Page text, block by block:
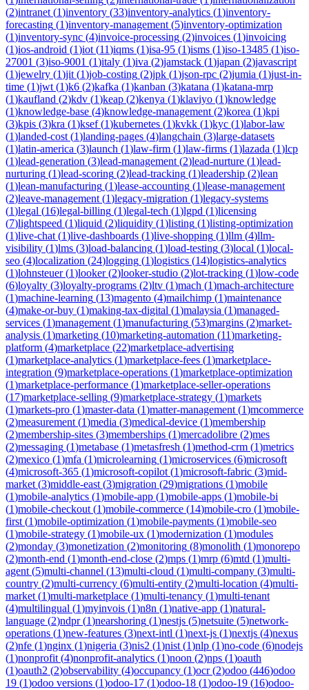
(2)intranet (1)inventory (33)inventory-analytics (1)inventory-
forecasting (1)inventory-management (5)inventory-optimization
(1)inventory-sync (4)invoice-processing (2)invoices (1)invoicing
(1)ios-android (1)iot (11)iqms (1)isa-95 (1)isms (1)iso-13485 (1)iso-
27001 (3)iso-9001 (1)italy (1)iva (2)jamstack (1)japan (2)javascript
(1)jewelry (1)jit (1)job-costing (2)jpk (1)json-rpc (2)jumia (1)just-in-
time (1)jwt (1)k6 (2)kafka (1)kanban (3)katana (1)katana-mrp
(1)kaufland (2)kdv (1)keap (2)kenya (1)klaviyo (1)knowledge
(1)knowledge-base (4)knowledge-management (2)korea (1)kpi
(3)kpis (3)kra (1)ksef(1)kubernetes (1)kvkk (1)kyc (1)labor-law
(1)landed-cost (1)landing-pages (4)langchain (3)large-datasets
(1)latin-america (3)launch (1)law-firm (1)law-firms (1)lazada (1)lcp
(1)lead-generation (3)lead-management (2)lead-nurture (1)lead-
nurturing (1)lead-scoring (2)lead-tracking (1)leadership (2)lean
(1)lean-manufacturing (1)lease-accounting (1)lease-management
(2)leave-management (1)legacy-migration (1)legacy-systems
(1)legal (16)legal-billing (1)legal-tech (1)lgpd (1)licensing
(7)lightspeed (1)liquid (2)liquidity (1)listing (1)listing-optimization
(1)live-chat (1)live-dashboards (1)live-shopping (1)llm (4)llm-
visibility (1)lms (3)load-balancing (1)load-testing (3)local (1)local-
seo (4)localization (24)logging (1)logistics (14)logistics-analytics
(1)lohnsteuer(1)looker(2)looker-studio (2)lot-tracking (1)low-code
(6)loyalty (3)loyalty-programs (2)ltv (1)mach (1)mach-architecture
(1)machine-learning (13)magento (4)mailchimp (1)maintenance
(4)make-or-buy (1)making-tax-digital (1)malaysia (1)managed-
services (1)management (1)manufacturing (53)margins (2)market-
analysis (1)marketing (10)marketing-automation (11)marketing-
platform (4)marketplace (22)marketplace-advertising
(1)marketplace-analytics (1)marketplace-fees (1)marketplace-
integration (9)marketplace-operations (1)marketplace-optimization
(1)marketplace-performance (1)marketplace-seller-operations
(17)marketplace-selling (9)marketplace-strategy (1)markets
(1)markets-pro (1)master-data (1)matter-management (1)mcommerce
(2)measurement (1)media (3)medical-device (1)membership
(2)membership-sites (3)memberships (1)mercadolibre (2)mes
(2)messaging (1)metabase (1)metasfresh (1)method-crm (1)metrics
(2)mexico (1)mfa (1)microlearning (1)microservices (6)microsoft
(4)microsoft-365 (1)microsoft-copilot (1)microsoft-fabric (3)mid-
market (3)middle-east (3)migration (29)migrations (1)mobile
(1)mobile-analytics (1)mobile-app (1)mobile-apps (1)mobile-bi
(1)mobile-checkout (1)mobile-commerce (14)mobile-cro (1)mobile-
first (1)mobile-optimization (1)mobile-payments (1)mobile-seo
(1)mobile-strategy (1)mobile-ux (1)modernization (1)modules
(2)monday (3)monetization (2)monitoring (8)monolith (1)monorepo
(2)month-end (1)month-end-close (2)mps (1)mrp (6)mtd (1)multi-
agent (5)multi-channel (13)multi-cloud (1)multi-company (3)multi-
country (2)multi-currency (6)multi-entity (2)multi-location (4)multi-
market (1)multi-marketplace (1)multi-tenancy (1)multi-tenant
(4)multilingual (1)myinvois (1)n8n (1)native-app (1)natural-
language (2)ndpr(1)nearshoring (1)nestjs (5)netsuite (5)network-
operations (1)new-features (3)next-intl (1)next-js (1)nextjs (4)nexus
(2)nfe (1)nginx (1)nigeria (3)nis2 (1)nist (1)nlp (1)no-code (6)nodejs
(1)nonprofit (4)nonprofit-analytics (1)noon (2)nps (1)oauth
(1)oauth2 (2)observability (4)occupancy (1)ocr(2)odoo (446)odoo
19 (1)odoo versions (1)odoo-17 (1)odoo-18 (1)odoo-19 (16)odoo-